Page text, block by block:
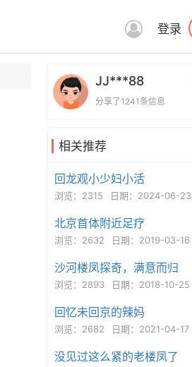
登录
JJ***88
分享了1241条信息
相关推荐
回龙观小少妇小活
浏览：2315 日期：2024-06-23
北京首体附近足疗
浏览：2632 日期：2019-03-16
沙河楼凤探奇，满意而归
浏览：2893 日期：2018-10-25
回忆未回京的辣妈
浏览：2682 日期：2021-04-17
没见过这么紧的老楼凤了